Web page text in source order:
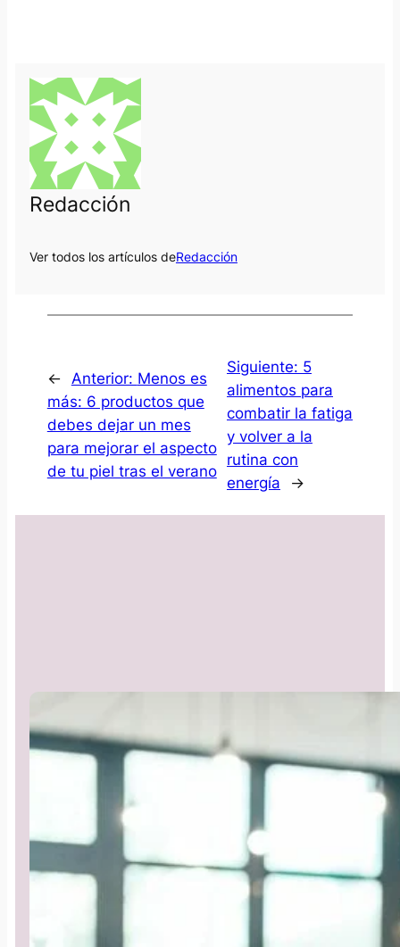
Redacción
Ver todos los artículos deRedacción
← Anterior: Menos es
más: 6 productos que
debes dejar un mes
para mejorar el aspecto
de tu piel tras el verano
Siguiente: 5
alimentos para
combatir la fatiga
y volver a la
rutina con
energía
→